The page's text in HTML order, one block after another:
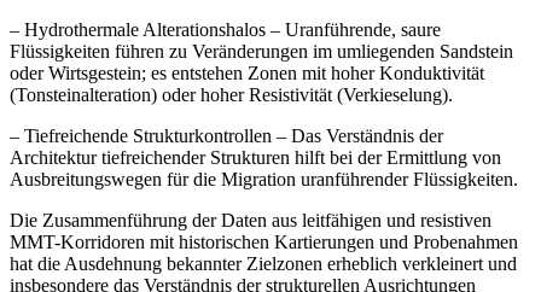
– Hydrothermale Alterationshalos – Uranführende, saure
Flüssigkeiten führen zu Veränderungen im umliegenden Sandstein
oder Wirtsgestein; es entstehen Zonen mit hoher Konduktivität
(Tonsteinalteration) oder hoher Resistivität (Verkieselung).
– Tiefreichende Strukturkontrollen – Das Verständnis der
Architektur tiefreichender Strukturen hilft bei der Ermittlung von
Ausbreitungswegen für die Migration uranführender Flüssigkeiten.
Die Zusammenführung der Daten aus leitfähigen und resistiven
MMT-Korridoren mit historischen Kartierungen und Probenahmen
hat die Ausdehnung bekannter Zielzonen erheblich verkleinert und
insbesondere das Verständnis der strukturellen Ausrichtungen